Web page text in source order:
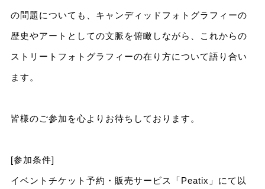
の問題についても、キャンディッドフォトグラフィーの
歴史やアートとしての文脈を俯瞰しながら、これからの
ストリートフォトグラフィーの在り方について語り合い
ます。
皆様のご参加を心よりお待ちしております。
[参加条件]
イベントチケット予約・販売サービス「Peatix」にて以